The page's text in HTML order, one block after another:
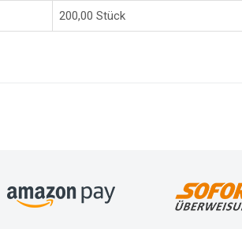
200,00 Stück